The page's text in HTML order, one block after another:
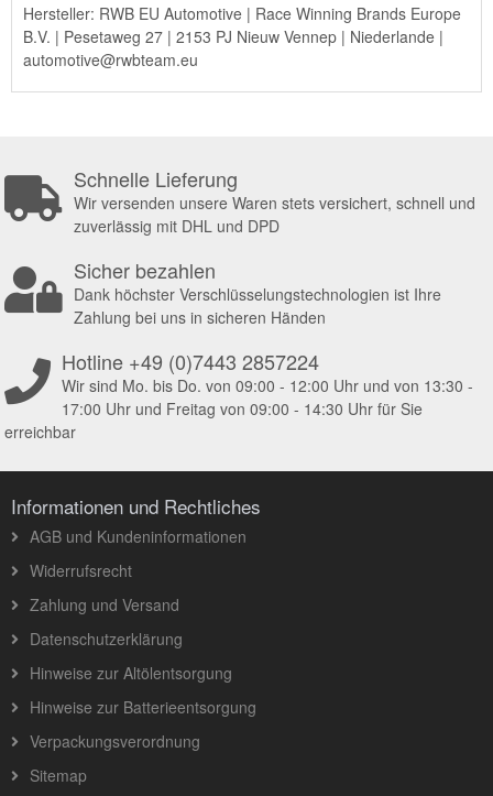
Hersteller: RWB EU Automotive | Race Winning Brands Europe
B.V. | Pesetaweg 27 | 2153 PJ Nieuw Vennep | Niederlande |
automotive@rwbteam.eu
Schnelle Lieferung
Wir versenden unsere Waren stets versichert, schnell und
zuverlässig mit DHL und DPD
Sicher bezahlen
Dank höchster Verschlüsselungstechnologien ist Ihre
Zahlung bei uns in sicheren Händen
Hotline +49 (0)7443 2857224
Wir sind Mo. bis Do. von 09:00 - 12:00 Uhr und von 13:30 -
17:00 Uhr und Freitag von 09:00 - 14:30 Uhr für Sie
erreichbar
Informationen und Rechtliches
AGB und Kundeninformationen
Widerrufsrecht
Zahlung und Versand
Datenschutzerklärung
Hinweise zur Altölentsorgung
Hinweise zur Batterieentsorgung
Verpackungsverordnung
Sitemap